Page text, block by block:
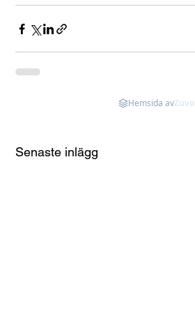
Hemsida avZuvo
Senaste inlägg